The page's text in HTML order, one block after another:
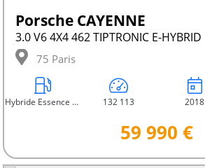
Porsche CAYENNE
3.0 V6 4X4 462 TIPTRONIC E-HYBRID
75 Paris
Hybride Essence Électrique 132 113 2018
59 990 €